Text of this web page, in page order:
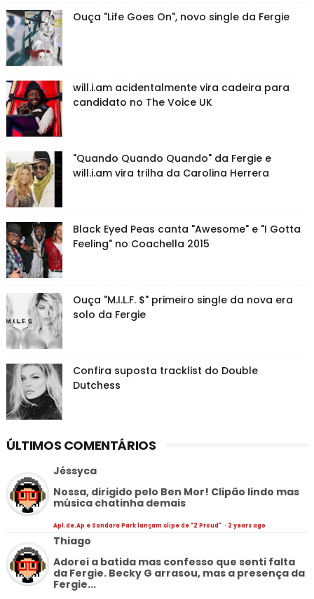
Ouça "Life Goes On", novo single da Fergie
will.i.am acidentalmente vira cadeira para
candidato no The Voice UK
"Quando Quando Quando" da Fergie e
will.i.am vira trilha da Carolina Herrera
Black Eyed Peas canta "Awesome" e "I Gotta
Feeling" no Coachella 2015
Ouça "M.I.L.F. $" primeiro single da nova era
solo da Fergie
Confira suposta tracklist do Double
Dutchess
ÚLTIMOS COMENTÁRIOS
Jéssyca
Nossa, dirigido pelo Ben Mor! Clipão lindo mas
música chatinha demais
Apl.de.Ap e Sandara Park lançam clipe de "2 Proud" · 2 years ago
Thiago
Adorei a batida mas confesso que senti falta
da Fergie. Becky G arrasou, mas a presença da
Fergie...